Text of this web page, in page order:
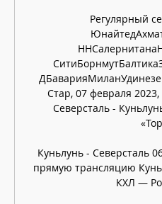
Регулярный
Стар, 07 февраля
Северсталь -
Куньлунь - Северсталь
прямую трансляцию
КХЛ —